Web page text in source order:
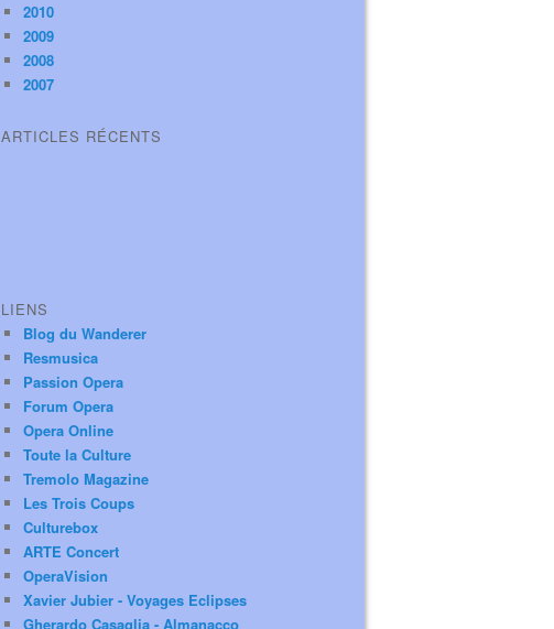
2010
2009
2008
2007
ARTICLES RÉCENTS
LIENS
Blog du Wanderer
Resmusica
Passion Opera
Forum Opera
Opera Online
Toute la Culture
Tremolo Magazine
Les Trois Coups
Culturebox
ARTE Concert
OperaVision
Xavier Jubier - Voyages Eclipses
Gherardo Casaglia - Almanacco